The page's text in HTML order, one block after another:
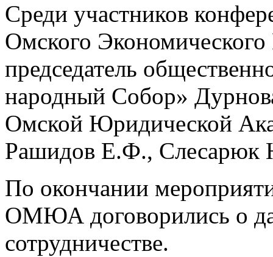
Среди участников
Омского
председатель
народный Собор»
Омской Юридической
Рашидов Е.Ф., Слесарюк
По окончании
ОМЮА договорились о
сотрудничестве.